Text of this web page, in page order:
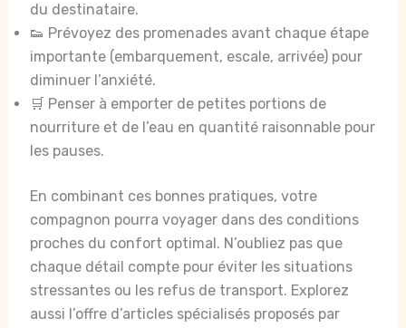
du destinataire.
👟 Prévoyez des promenades avant chaque étape
importante (embarquement, escale, arrivée) pour
diminuer l’anxiété.
🛒 Penser à emporter de petites portions de
nourriture et de l’eau en quantité raisonnable pour
les pauses.
En combinant ces bonnes pratiques, votre
compagnon pourra voyager dans des conditions
proches du confort optimal. N’oubliez pas que
chaque détail compte pour éviter les situations
stressantes ou les refus de transport. Explorez
aussi l’offre d’articles spécialisés proposés par